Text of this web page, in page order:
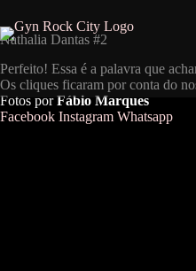
para
o
Nathalia Dantas #2
Perfeito! Essa é a palavra que
Os cliques ficaram por conta do
Fotos porFábio Marques
Facebook Instagram Whatsapp